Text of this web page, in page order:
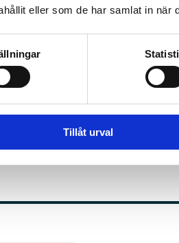
eller som de har samlat in när
Tillåt urval